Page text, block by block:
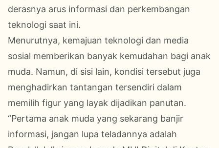
derasnya arus informasi dan perkembangan
teknologi saat ini.
Menurutnya, kemajuan teknologi dan media
sosial memberikan banyak kemudahan bagi anak
muda. Namun, di sisi lain, kondisi tersebut juga
menghadirkan tantangan tersendiri dalam
memilih figur yang layak dijadikan panutan.
“Pertama anak muda yang sekarang banjir
informasi, jangan lupa teladannya adalah